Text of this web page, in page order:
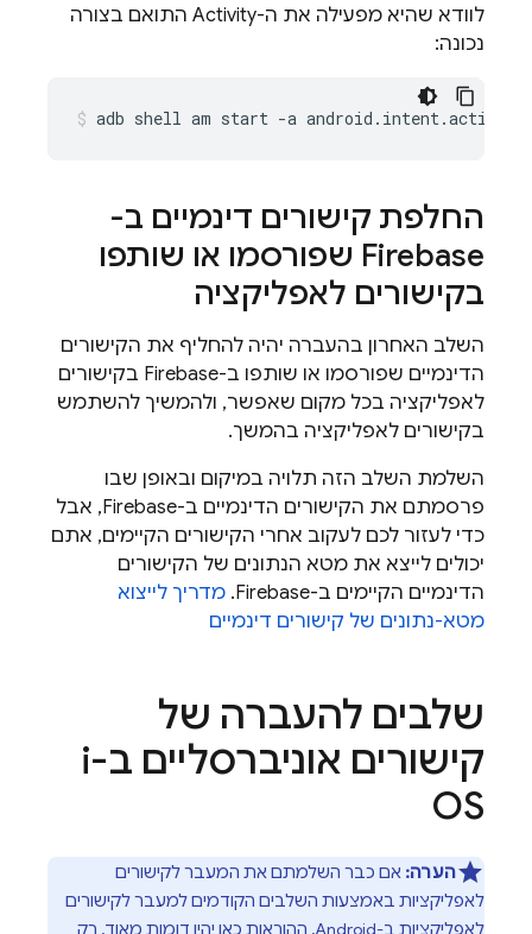
לוודא שהיא מפעילה את ה-Activity התואם בצורה
נכונה:
adb shell am start -a
החלפת קישורים דינמיים ב-
Firebase שפורסמו או שותפו
בקישורים לאפליקציה
השלב האחרון בהעברה יהיה להחליף את הקישורים
הדינמיים שפורסמו או שותפו ב-Firebase בקישורים
לאפליקציה בכל מקום שאפשר, ולהמשיך להשתמש
בקישורים לאפליקציה בהמשך.
השלמת השלב הזה תלויה במיקום ובאופן שבו
פרסמתם את הקישורים הדינמיים ב-Firebase, אבל
כדי לעזור לכם לעקוב אחרי הקישורים הקיימים, אתם
יכולים לייצא את מטא הנתונים של הקישורים
הדינמיים הקיימים ב-Firebase.
מדריך לייצוא
מטא-נתונים של קישורים דינמיים
שלבים להעברה של
קישורים אוניברסליים ב-i
OS
הערה: אם כבר השלמתם את המעבר לקישורים
לאפליקציות באמצעות השלבים הקודמים למעבר לקישורים
לאפליקציות ב-Android, ההוראות כאן יהיו דומות מאוד, רק